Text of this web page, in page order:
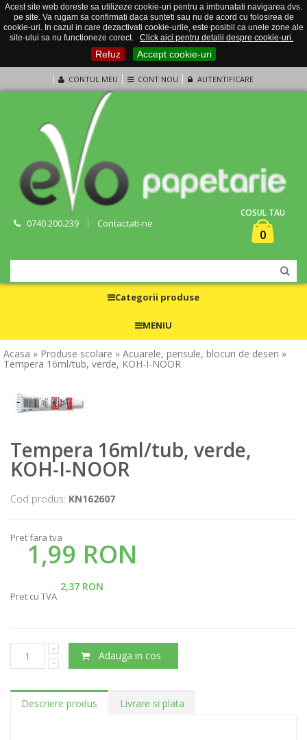
Acest site web doreste sa utilizeze cookie-uri pentru a imbunatati navigarea dvs.
pe site. Va rugam sa confirmati daca sunteti sau nu de acord cu folosirea de
cookie-uri. In cazul in care dezactivati cookie-urile, este posibil ca unele zone ale
site-ului sa nu functioneze corect.
Click aici pentru detalii despre cookie-uri.
Refuz Accept cookie-uri
CONTUL MEU CONT NOU AUTENTIFICARE
0740.200.239 Contactati-ne
COSUL TAU
0
Categorii produse
MENIU
Acasa » Produse scolare » Acuarele, pensule, blocuri de desen »
Tempera 16ml/tub, verde, KOH-I-NOOR
Tempera 16ml/tub, verde,
KOH-I-NOOR
Cod produs: KN162607
Pret fara tva
1,99 RON
2,37 RON
Pret cu TVA
Adauga in cos
Descriere produs Livrare si plata